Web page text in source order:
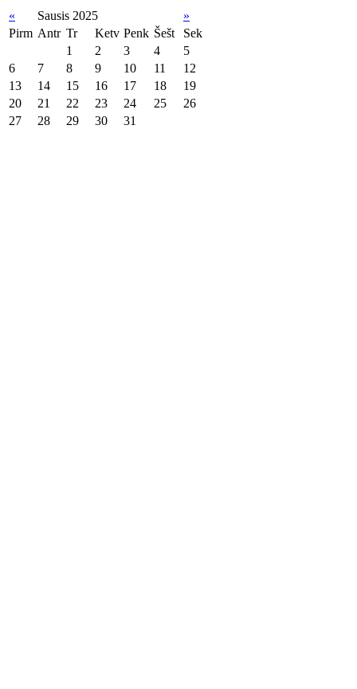
« Sausis 2025
»
Pirm Antr Tr Ketv Penk Šešt
Sek
1
2 3 4
5
6
7 8 9 10 11
12
13
14 15 16 17 18
19
20
21 22 23 24 25
26
27
28 29 30 31